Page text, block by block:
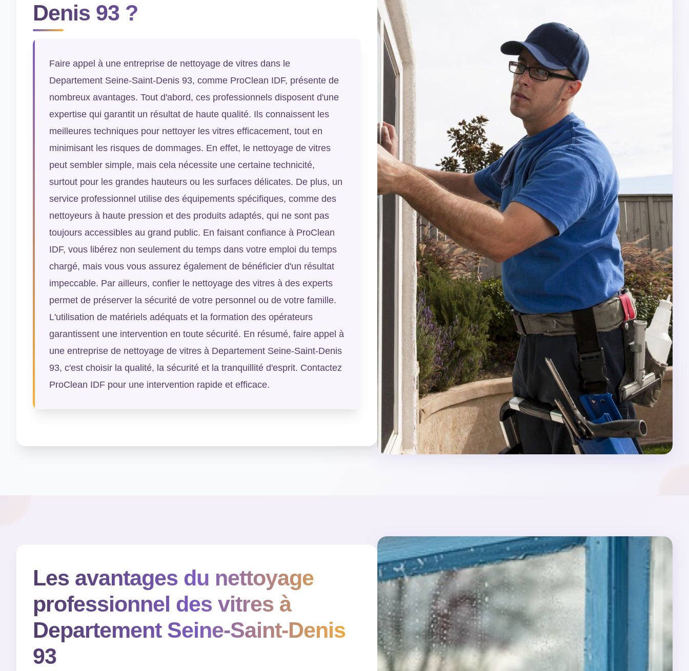
Denis 93 ?
Faire appel à une entreprise de nettoyage de vitres dans le
Departement Seine-Saint-Denis 93, comme ProClean IDF, présente de
nombreux avantages. Tout d'abord, ces professionnels disposent d'une
expertise qui garantit un résultat de haute qualité. Ils connaissent les
meilleures techniques pour nettoyer les vitres efficacement, tout en
minimisant les risques de dommages. En effet, le nettoyage de vitres
peut sembler simple, mais cela nécessite une certaine technicité,
surtout pour les grandes hauteurs ou les surfaces délicates. De plus, un
service professionnel utilise des équipements spécifiques, comme des
nettoyeurs à haute pression et des produits adaptés, qui ne sont pas
toujours accessibles au grand public. En faisant confiance à ProClean
IDF, vous libérez non seulement du temps dans votre emploi du temps
chargé, mais vous vous assurez également de bénéficier d'un résultat
impeccable. Par ailleurs, confier le nettoyage des vitres à des experts
permet de préserver la sécurité de votre personnel ou de votre famille.
L'utilisation de matériels adéquats et la formation des opérateurs
garantissent une intervention en toute sécurité. En résumé, faire appel à
une entreprise de nettoyage de vitres à Departement Seine-Saint-Denis
93, c'est choisir la qualité, la sécurité et la tranquillité d'esprit. Contactez
ProClean IDF pour une intervention rapide et efficace.
Les avantages du nettoyage
professionnel des vitres à
Departement Seine-Saint-Denis
93